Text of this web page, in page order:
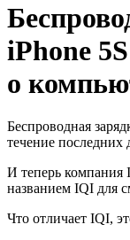
iPhone
о
Беспроводная
течение последних
И теперь компания
названием IQI для
Что отличает IQI,